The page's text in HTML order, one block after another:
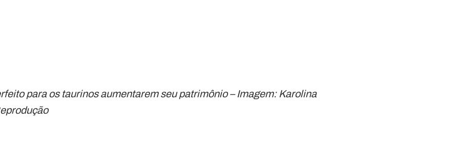
para os taurinos aumentarem seu patrimônio – Imagem: Karolina